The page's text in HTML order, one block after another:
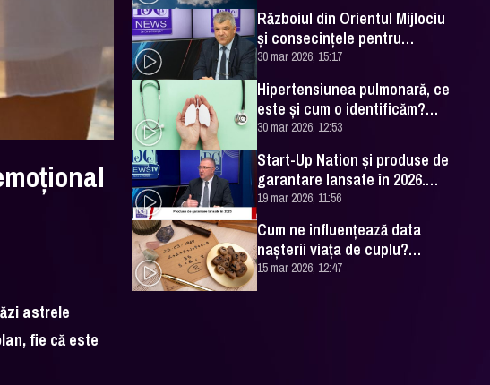
astrele
fie că este
Războiul din Orientul Mijlociu
și consecințele pentru
România. Excelența Sa Ovidiu
Dranga, interviu
30 mar 2026, 15:17
Hipertensiunea pulmonară, ce
este și cum o identificăm?
Explicațiile unui medic
specialist
30 mar 2026, 12:53
Start-Up Nation și produse de
garantare lansate în 2026.
Cătălin Leonte (FNGCIMM), la
DC News
19 mar 2026, 11:56
Cum ne influențează data
nașterii viața de cuplu?
Numerologul Romeo Popescu
are explicațiile
15 mar 2026, 12:47